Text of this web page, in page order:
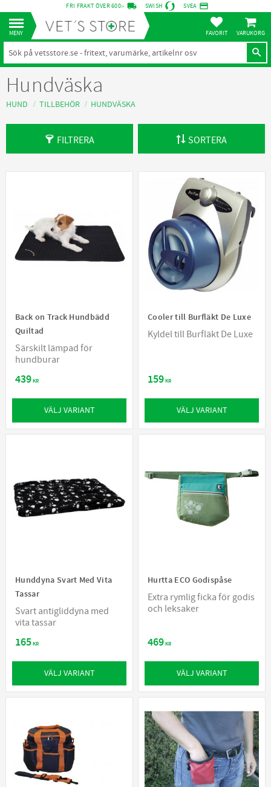
Meny
FRI FRAKT ÖVER 600:- local_shipping SWISH SVEA credit_card
FAVORITER
Hundväska
HUND TILLBEHÖR HUNDVÄSKA
FILTRERA SORTERA
Back on Track Hundbädd
Quiltad
Särskilt lämpad för
hundburar
439KR
VÄLJ VARIANT
Cooler till Burfläkt De Luxe
Kyldel till Burfläkt De Luxe
159KR
VÄLJ VARIANT
Hunddyna Svart Med Vita
Tassar
Svart antigliddyna med
vita tassar
165KR
VÄLJ VARIANT
Hurtta ECO Godispåse
Extra rymlig ficka för godis
och leksaker
469KR
VÄLJ VARIANT